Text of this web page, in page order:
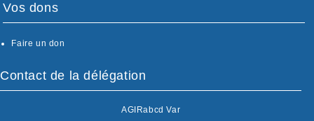
Vos dons
Faire un don
Contact de la délégation
AGIRabcd Var